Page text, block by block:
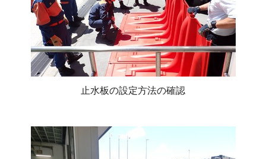
止水板の設定方法の確認